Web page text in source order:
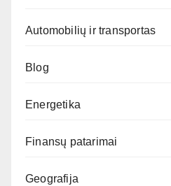
Automobilių ir transportas
Blog
Energetika
Finansų patarimai
Geografija